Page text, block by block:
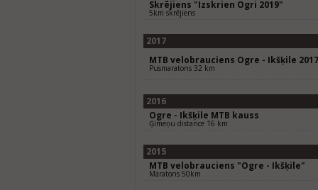
Skrējiens "Izskrien Ogri 2019"
5km skrējiens
2017
MTB velobrauciens Ogre - Ikšķile 2017
Pusmaratons 32 km
2016
Ogre - Ikšķile MTB kauss
Ģimeņu distance 16 km
2015
MTB velobrauciens "Ogre - Ikšķile"
Maratons 50km